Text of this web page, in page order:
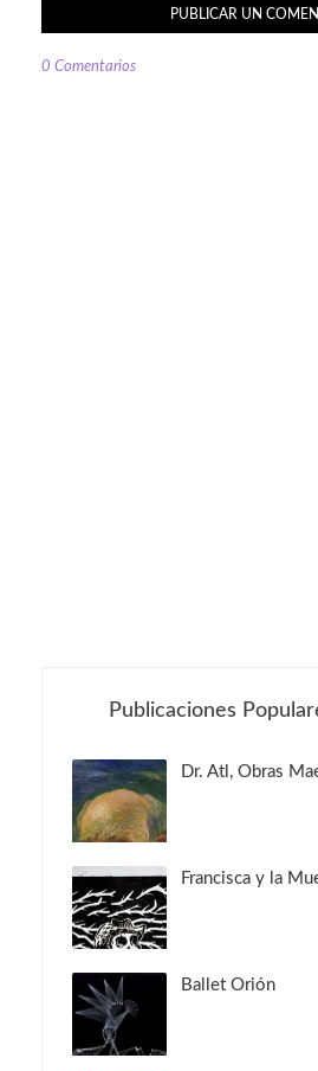
PUBLICAR UN
0 Comentarios
Publicaciones
Dr. Atl, Obras
Francisca y la
Ballet Orión